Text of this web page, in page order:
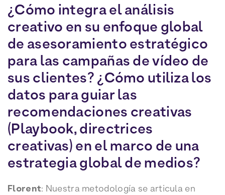
¿Cómo integra el análisis
creativo en su enfoque global
de asesoramiento estratégico
para las campañas de vídeo de
sus clientes? ¿Cómo utiliza los
datos para guiar las
recomendaciones creativas
(Playbook, directrices
creativas) en el marco de una
estrategia global de medios?
Florent: Nuestra metodología se articula en